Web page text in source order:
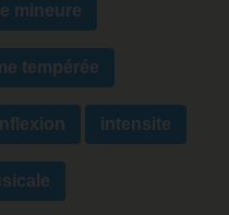
mineure
tempérée
Inflexion intensite